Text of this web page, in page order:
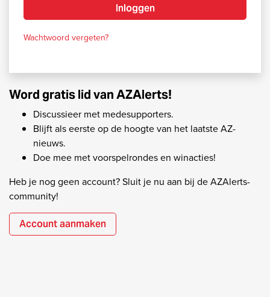
Inloggen
Wachtwoord vergeten?
Word gratis lid van AZAlerts!
Discussieer met medesupporters.
Blijft als eerste op de hoogte van het laatste AZ-
nieuws.
Doe mee met voorspelrondes en winacties!
Heb je nog geen account? Sluit je nu aan bij de AZAlerts-
community!
Account aanmaken